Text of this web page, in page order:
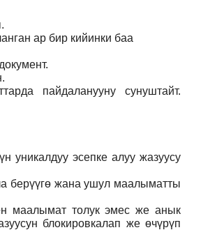
ар бир кийинки баа
.
пайдаланууну сунуштайт.
уникалдуу эсепке алуу жазуусу
берүүгө жана ушул маалыматты
маалымат толук эмес же анык
блокировкалап же өчүрүп